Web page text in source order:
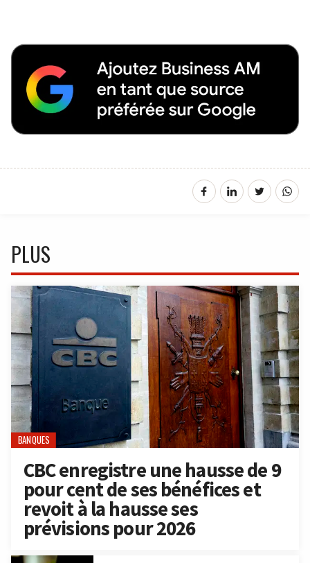
PLUS
BANQUES
CBC enregistre une hausse de 9
pour cent de ses bénéfices et
revoit à la hausse ses
prévisions pour 2026